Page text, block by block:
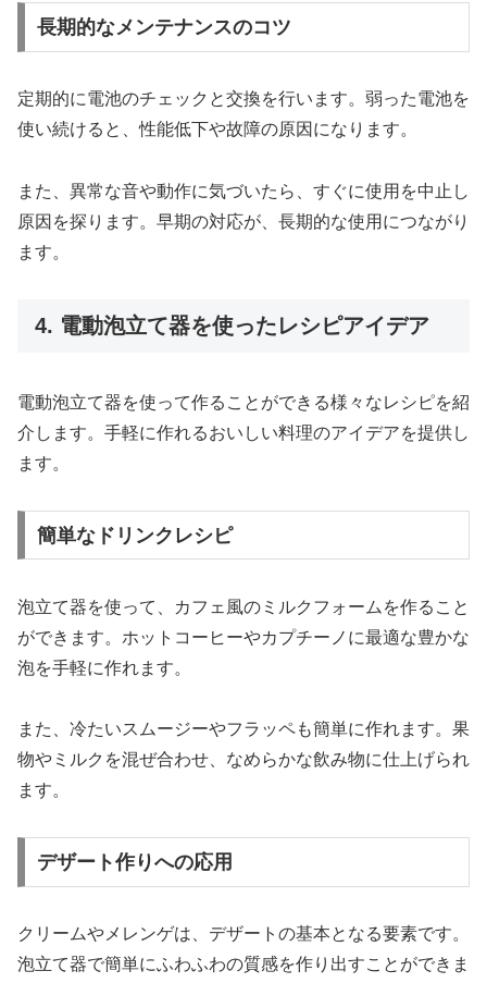
長期的なメンテナンスのコツ
定期的に電池のチェックと交換を行います。弱った電池を
使い続けると、性能低下や故障の原因になります。
また、異常な音や動作に気づいたら、すぐに使用を中止し
原因を探ります。早期の対応が、長期的な使用につながり
ます。
4. 電動泡立て器を使ったレシピアイデア
電動泡立て器を使って作ることができる様々なレシピを紹
介します。手軽に作れるおいしい料理のアイデアを提供し
ます。
簡単なドリンクレシピ
泡立て器を使って、カフェ風のミルクフォームを作ること
ができます。ホットコーヒーやカプチーノに最適な豊かな
泡を手軽に作れます。
また、冷たいスムージーやフラッペも簡単に作れます。果
物やミルクを混ぜ合わせ、なめらかな飲み物に仕上げられ
ます。
デザート作りへの応用
クリームやメレンゲは、デザートの基本となる要素です。
泡立て器で簡単にふわふわの質感を作り出すことができま